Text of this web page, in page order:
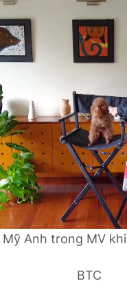
Mỹ Anh trong MV
BTC